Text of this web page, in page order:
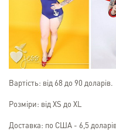
Вартість: від 68 до 90 доларів.
Розміри: від XS до XL
Доставка: по США - 6,5